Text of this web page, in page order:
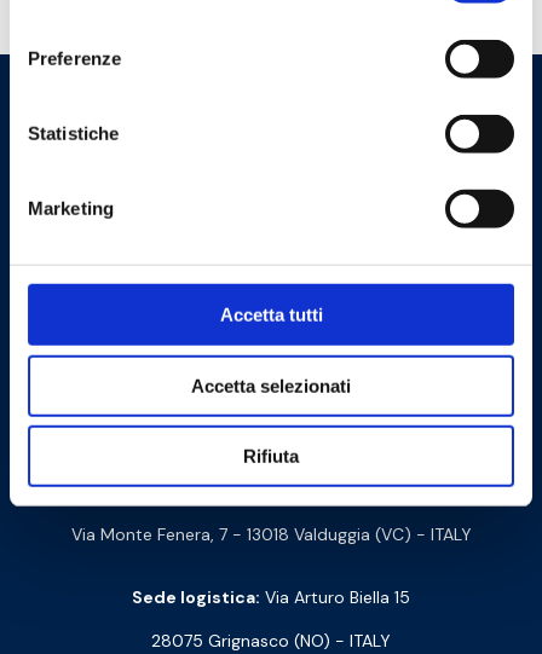
Preferenze
Statistiche
Marketing
Accetta tutti
Accetta selezionati
Rifiuta
Cookie Policy Privacy Policy
Contattaci
Barberi Rubinetterie Industriali S.r.l. a socio unico
Cod. Fisc. e P. IVA: 00252070024
Via Monte Fenera, 7 - 13018 Valduggia (VC) - ITALY
Sede logistica: Via Arturo Biella 15
28075 Grignasco (NO) - ITALY